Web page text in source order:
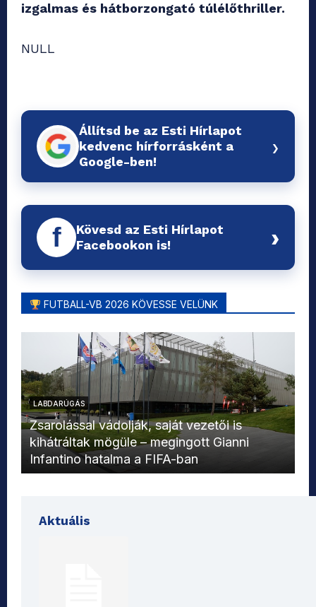
izgalmas és hátborzongató túlélőthriller.
NULL
Állítsd be az Esti Hírlapot
kedvenc hírforrásként a
Google-ben!
›
f
Kövesd az Esti Hírlapot
Facebookon is!
›
FUTBALL-VB 2026 KÖVESSE VELÜNK
LABDARÚGÁS
Zsarolással vádolják, saját vezetői is
kihátráltak mögüle – megingott Gianni
Infantino hatalma a FIFA-ban
Aktuális